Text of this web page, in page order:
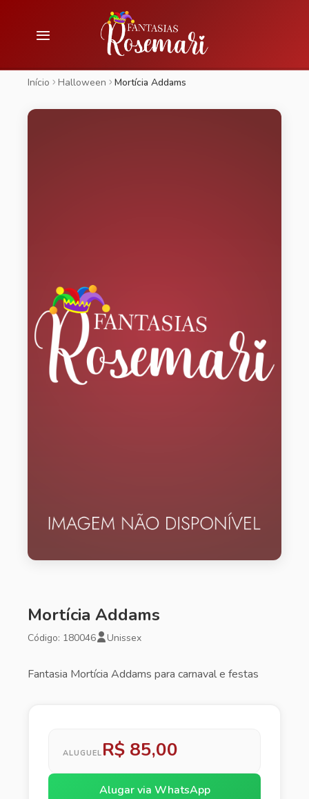
Início Halloween Mortícia Addams
Mortícia Addams
Código: 180046 Unissex
Fantasia Mortícia Addams para carnaval e festas
ALUGUEL R$ 85,00
Alugar via WhatsApp